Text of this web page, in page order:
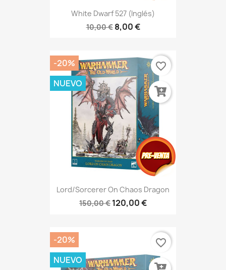
White Dwarf 527 (Inglés)
10,00 € 8,00 €
Lord/Sorcerer On Chaos Dragon
150,00 € 120,00 €
-20%
NUEVO
favorite_border
-20%
NUEVO
favorite_border